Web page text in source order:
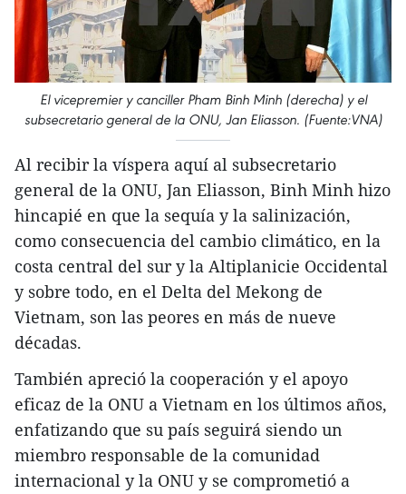
El vicepremier y canciller Pham Binh Minh (derecha) y el
subsecretario general de la ONU, Jan Eliasson. (Fuente:VNA)
Al recibir la víspera aquí al subsecretario
general de la ONU, Jan Eliasson, Binh Minh hizo
hincapié en que la sequía y la salinización,
como consecuencia del cambio climático, en la
costa central del sur y la Altiplanicie Occidental
y sobre todo, en el Delta del Mekong de
Vietnam, son las peores en más de nueve
décadas.
También apreció la cooperación y el apoyo
eficaz de la ONU a Vietnam en los últimos años,
enfatizando que su país seguirá siendo un
miembro responsable de la comunidad
internacional y la ONU y se comprometió a